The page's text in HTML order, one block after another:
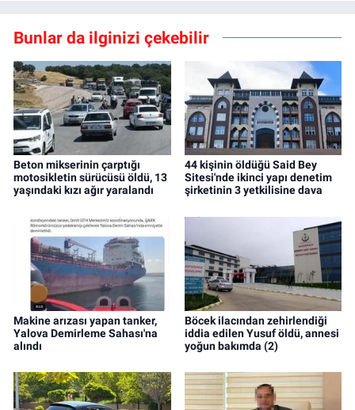
Bunlar da ilginizi çekebilir
Beton mikserinin çarptığı
motosikletin sürücüsü öldü, 13
yaşındaki kızı ağır yaralandı
44 kişinin öldüğü Said Bey
Sitesi'nde ikinci yapı denetim
şirketinin 3 yetkilisine dava
Makine arızası yapan tanker,
Yalova Demirleme Sahası'na
alındı
Böcek ilacından zehirlendiği
iddia edilen Yusuf öldü, annesi
yoğun bakımda (2)